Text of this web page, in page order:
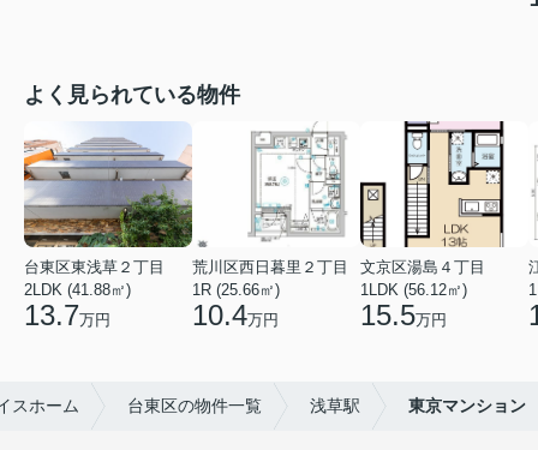
よく見られている物件
台東区東浅草２丁目
2LDK (41.88㎡)
13.7万円
荒川区西日暮里２丁目
1R (25.66㎡)
10.4万円
文京区湯島４丁目
1LDK (56.12㎡)
15.5万円
スホーム 台東区の物件一覧 浅草駅 東京マンション